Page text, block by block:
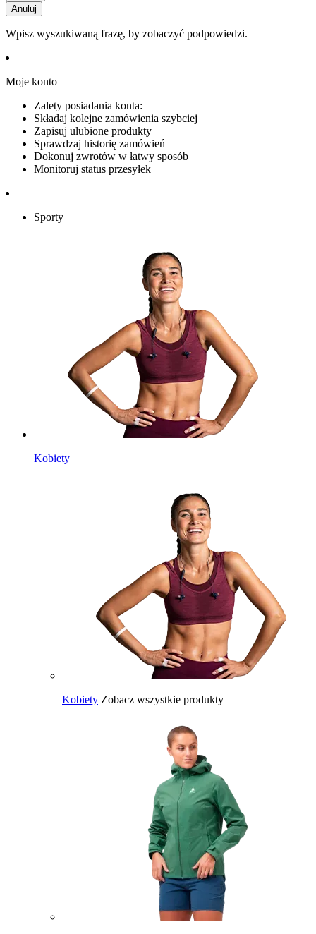
Anuluj
Wpisz wyszukiwaną frazę, by zobaczyć podpowiedzi.
Moje konto
Zalety posiadania konta:
Składaj kolejne zamówienia szybciej
Zapisuj ulubione produkty
Sprawdzaj historię zamówień
Dokonuj zwrotów w łatwy sposób
Monitoruj status przesyłek
Sporty
Kobiety
Kobiety Zobacz wszystkie produkty